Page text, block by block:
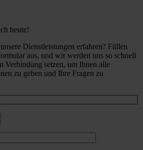
heute!
Dienstleistungen erfahren? Füllen
aus, und wir werden uns so schnell
Verbindung setzen, um Ihnen alle
zu geben und Ihre Fragen zu